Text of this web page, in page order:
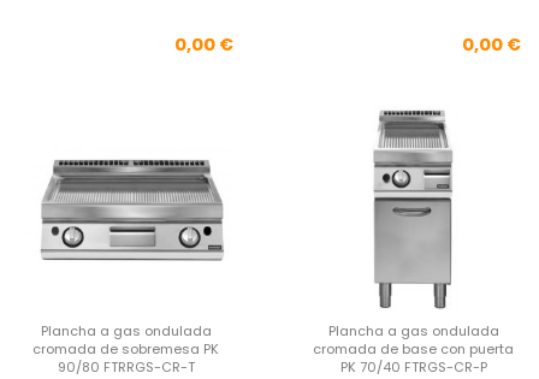
Precio
0,00 € 0,00 €
Plancha a gas ondulada
cromada de sobremesa PK
90/80 FTRRGS-CR-T
Plancha a gas ondulada
cromada de base con puerta
PK 70/40 FTRGS-CR-P